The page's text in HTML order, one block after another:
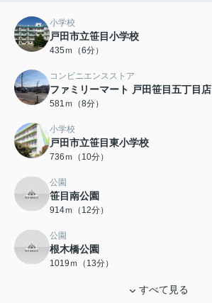
小学校
戸田市立笹目小学校
435ｍ（6分）
コンビニエンスストア
ファミリーマート 戸田笹目五丁目店
581ｍ（8分）
小学校
戸田市立笹目東小学校
736ｍ（10分）
公園
笹目南公園
914ｍ（12分）
公園
根木橋公園
1019ｍ（13分）
すべて見る